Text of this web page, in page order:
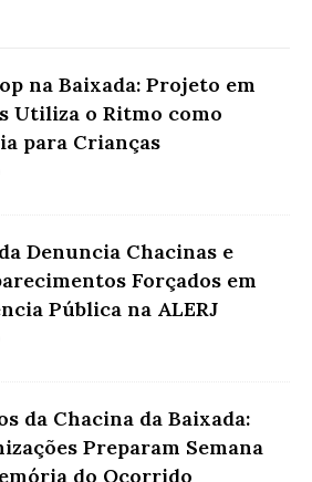
na Baixada: Projeto em
Utiliza o Ritmo como
para Crianças
Denuncia Chacinas e
Forçados em
Pública na ALERJ
da Chacina da Baixada:
Preparam Semana
do Ocorrido